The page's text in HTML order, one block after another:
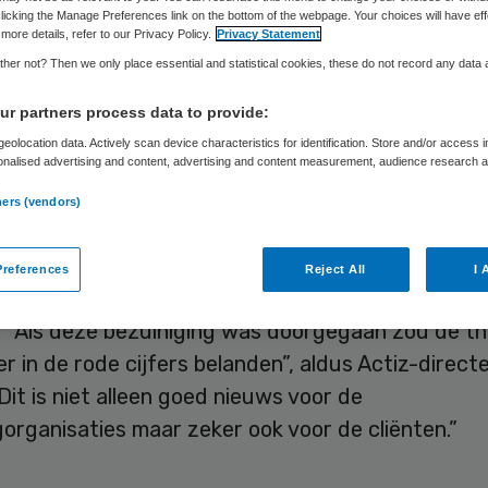
Skipr Redactie 5 januari 2009, 22:19 34 keer gelezen
Bussemaker van VWS mag de thuiszorg
van 70 miljoen euro opleggen. Dit heeft
in Den Haag in een kort geding bepaald.Volgens
de voorgenomen bezuiniging in strijd met eerder
aanbieders met Careyn, Florence, Thuiszorg
ZuidZorg had aangespannen, is verheugd
deze bezuiniging was doorgegaan zou de
in de rode cijfers belanden”, aldus Actiz-
is niet alleen goed nieuws voor de
maar zeker ook voor de cliënten.”
the Manage Preferences link on the bottom of the webpage. Your choices will have
details, refer to our Privacy Policy. Privacy Statement
not? Then we only place essential and statistical cookies, these do not record any data
partners process data to provide:
data. Actively scan device characteristics for identification. Store and/or access
advertising and content, advertising and content measurement, audience research
(vendors)
Reject All I